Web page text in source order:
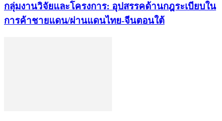
กลุ่มงานวิจัยและโครงการ: อุปสรรคด้านกฎระเบียบใน
การค้าชายแดน/ผ่านแดนไทย-จีนตอนใต้